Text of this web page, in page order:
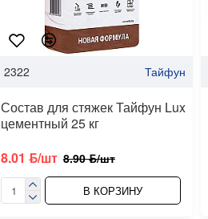
2322 Тайфун
Состав для стяжек Тайфун Lux
цементный 25 кг
8.01 ƃ/шт 8.90 ƃ/шт
В КОРЗИНУ